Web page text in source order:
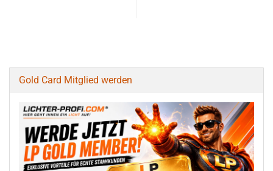
Gold Card Mitglied werden